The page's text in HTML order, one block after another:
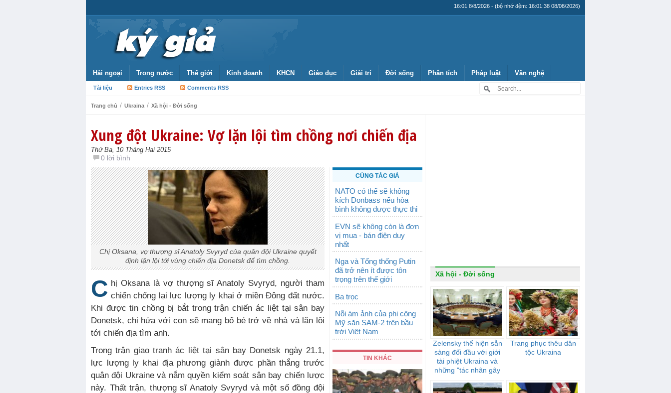
16:01 8/8/2026 - (bộ nhớ đệm: 16:01:38 08/08/2026)
Hải ngoại Trong nước Thế giới Kinh doanh KHCN Giáo dục Giải trí Đời sống Phân tích Pháp luật Văn nghệ
Tài liệu Entries RSS Comments RSS
Trang chủ / Ukraina / Xã hội - Đời sống
Xung đột Ukraine: Vợ lặn lội tìm chồng nơi chiến địa
Thứ Ba, 10 Tháng Hai 2015
0 lời bình
Chị Oksana, vợ thượng sĩ Anatoly Svyryd của quân đội Ukraine quyết
định lặn lội tới vùng chiến địa Donetsk để tìm chồng.
C hị Oksana là vợ thượng sĩ Anatoly Svyryd, người tham
chiến chống lại lực lượng ly khai ở miền Đông đất nước.
Khi được tin chồng bị bắt trong trận chiến ác liệt tại sân bay
Donetsk, chị hứa với con sẽ mang bố bé trở về nhà và lặn lội
tới chiến địa tìm anh.
Trong trận giao tranh ác liệt tại sân bay Donetsk ngày 21.1,
lực lượng ly khai địa phương giành được phần thắng trước
quân đội Ukraine và nắm quyền kiểm soát sân bay chiến lược
này. Thất trận, thượng sĩ Anatoly Svyryd và một số đồng đội
CÙNG TÁC GIẢ
NATO có thể sẽ không
kích Donbass nếu hòa
bình không được thực thi
EVN sẽ không còn là đơn
vị mua - bán điện duy
nhất
Nga và Tổng thống Putin
đã trở nên ít được tôn
trọng trên thế giới
Ba trọc
Nỗi ám ảnh của phi công
Mỹ săn SAM-2 trên bầu
trời Việt Nam
TIN KHÁC
Xã hội - Đời sống
Zelensky thể hiện sẵn
sàng đối đầu với giới
tài phiệt Ukraina và
những "tác nhân gây
Trang phục thêu dân
tộc Ukraina